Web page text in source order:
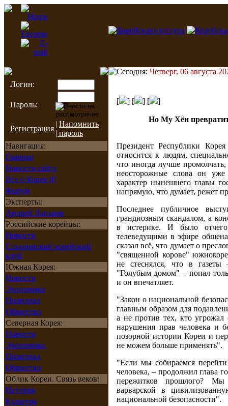
Логин:
Пароль:
Регистрация
| Напомнить
| пароль
Навигация:
Главная
Новости сайта
Все о Корее (i)
Форум
Эксперты:
Андрей Ланьков
Российские корейцы:
Новости
Сахалинский корейский
клуб
Южная Корея:
Новости
Экономика
Политика
Общество
Северная Корея:
Новости
Экономика
Политика
Общество
Облик Кореи. Связь веков:
История
Культура
Сегодня: Четверг, 06 августа
[ ] [ ] [ ]
Но Му Хён
Президент Республики
относится к людям,
что иногда лучше
неосторожные слова он
характер нынешнего главы
напрямую, что думает, режет
Последнее публичное
грандиозным скандалом, а
в истерике. И было
телеведущими в эфире
сказал всё, что думает о
"священной корове"
не стеснялся, что в
"Голубым домом" – попал
и он впечатляет.
"Закон о национальной
главным образом для
а не против тех, кто
нарушения прав человека и
позорной истории Кореи и
не можем больше применять".
"Если мы собираемся
человека, – продолжил глава
пережитков прошлого?
варварской в
национальной безопасности".